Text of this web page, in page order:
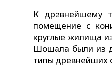
К древнейшему
помещение с
круглые жилища
Шошала были из
типы древнейших